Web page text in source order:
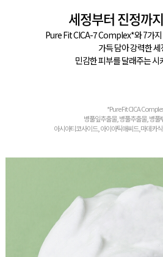
세정부터 진정까
Pure Fit CICA-7 Complex*와 7가
가득 담아 강력한
민감한 피부를 달래주는 시
*Pure Fit CICA
병풀잎추출물, 병풀추출물, 병풀
아시아티코사이드, 아이아틱애씨드,마데카